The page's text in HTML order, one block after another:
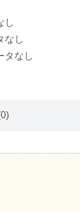
し
なし
タなし